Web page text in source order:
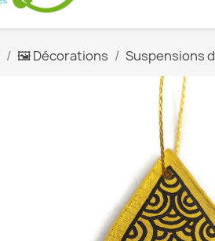
🖼️ Décorations Suspensions